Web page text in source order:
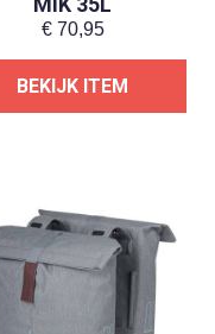
€70,95
BEKIJK ITEM